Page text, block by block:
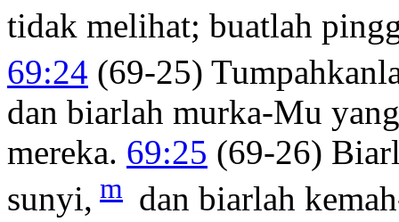
tidak melihat; buatlah
69:24 (69-25)
dan biarlah murka-Mu
mereka. 69:25 (69-26)
sunyi, m dan biarlah